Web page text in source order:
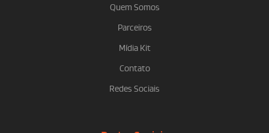
Quem Somos
Parceiros
Mídia Kit
Contato
Redes Sociais